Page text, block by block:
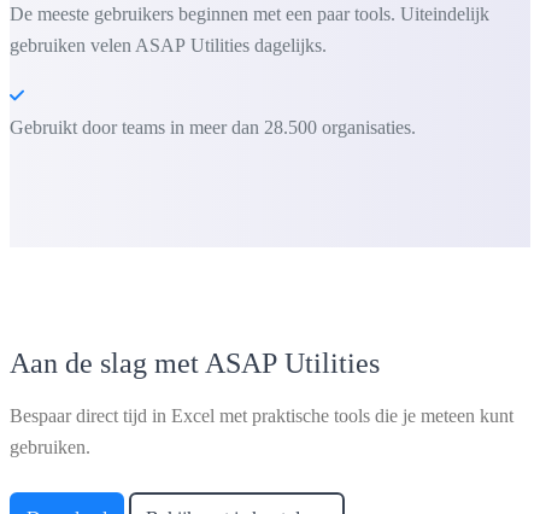
De meeste gebruikers beginnen met een paar tools. Uiteindelijk
gebruiken velen ASAP Utilities dagelijks.
Gebruikt door teams in meer dan 28.500 organisaties.
Aan de slag met ASAP Utilities
Bespaar direct tijd in Excel met praktische tools die je meteen kunt
gebruiken.